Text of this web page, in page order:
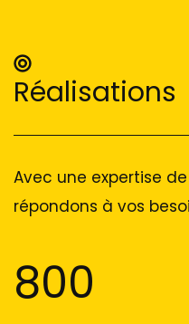
Réalisations
Avec une expertise
répondons à vos
800